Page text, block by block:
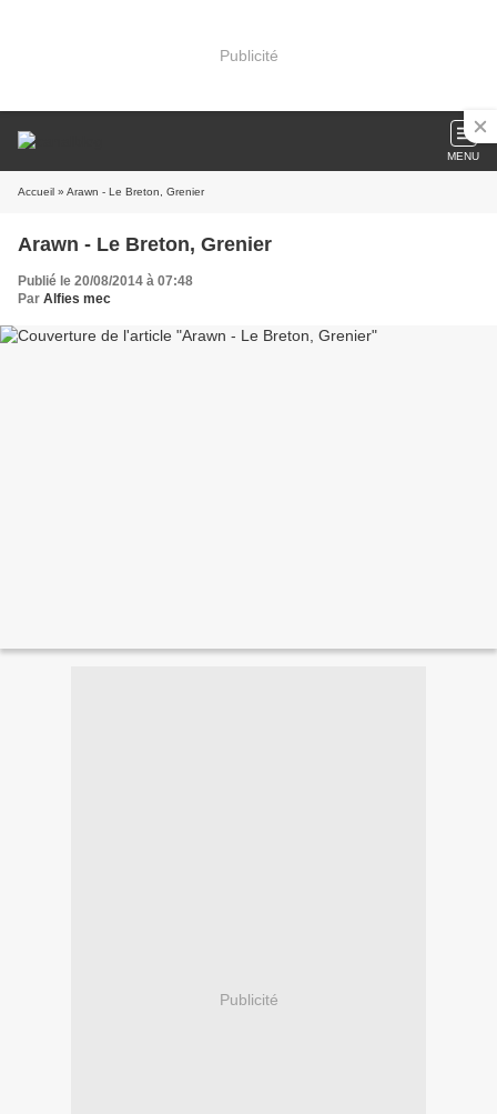
Publicité
MENU
Accueil » Arawn - Le Breton, Grenier
Arawn - Le Breton, Grenier
Publié le 20/08/2014 à 07:48
Par Alfies mec
Publicité